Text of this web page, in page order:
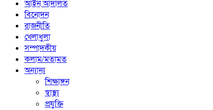
আইন আদালত
বিনোদন
রাজনীতি
খেলাধুলা
সম্পাদকীয়
কলাম/মতামত
অন্যান্য
শিক্ষাঙ্গন
স্বাস্থ্য
প্রযুক্তি